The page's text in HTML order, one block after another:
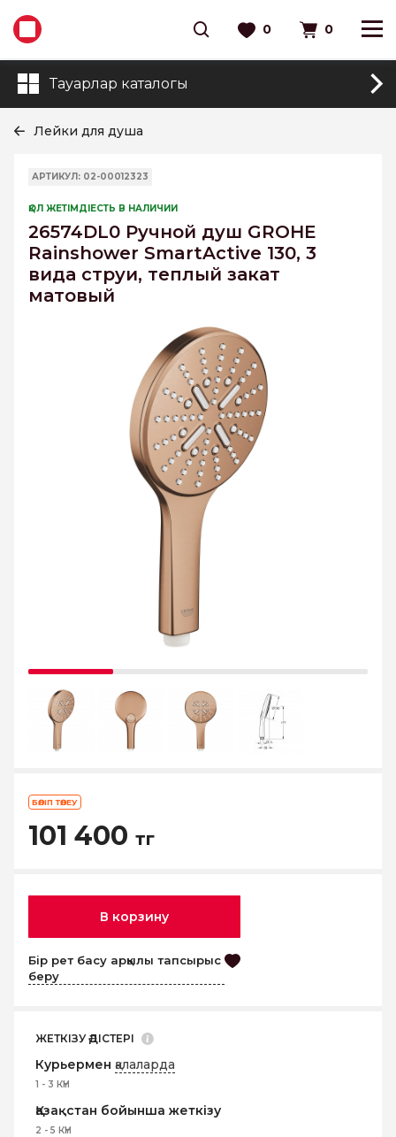
0 0
Тауарлар каталогы
Лейки для душа
АРТИКУЛ: 02-00012323
ҚОЛ ЖЕТІМДІЕСТЬ В НАЛИЧИИ
26574DL0 Ручной душ GROHE
Rainshower SmartActive 130, 3
вида струи, теплый закат
матовый
БӨЛІП ТӨЛЕУ
101 400 тг
В корзину
Бір рет басу арқылы тапсырыс
беру
ЖЕТКІЗУ ӘДІСТЕРІ
Курьермен қалаларда
1 - 3 КҮН
Қазақстан бойынша жеткізу
2 - 5 КҮН